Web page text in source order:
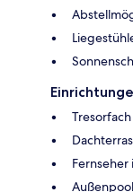
Außenpool